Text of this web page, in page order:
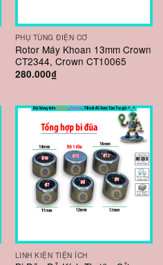
PHỤ TÙNG ĐIỆN CƠ
Rotor Máy Khoan 13mm Crown
CT2344, Crown CT10065
280.000₫
LINH KIỆN TIỆN ÍCH